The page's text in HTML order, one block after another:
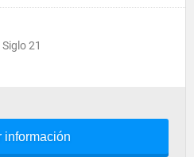
21
información